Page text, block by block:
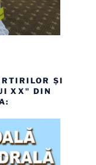
ȘI
XX" DIN